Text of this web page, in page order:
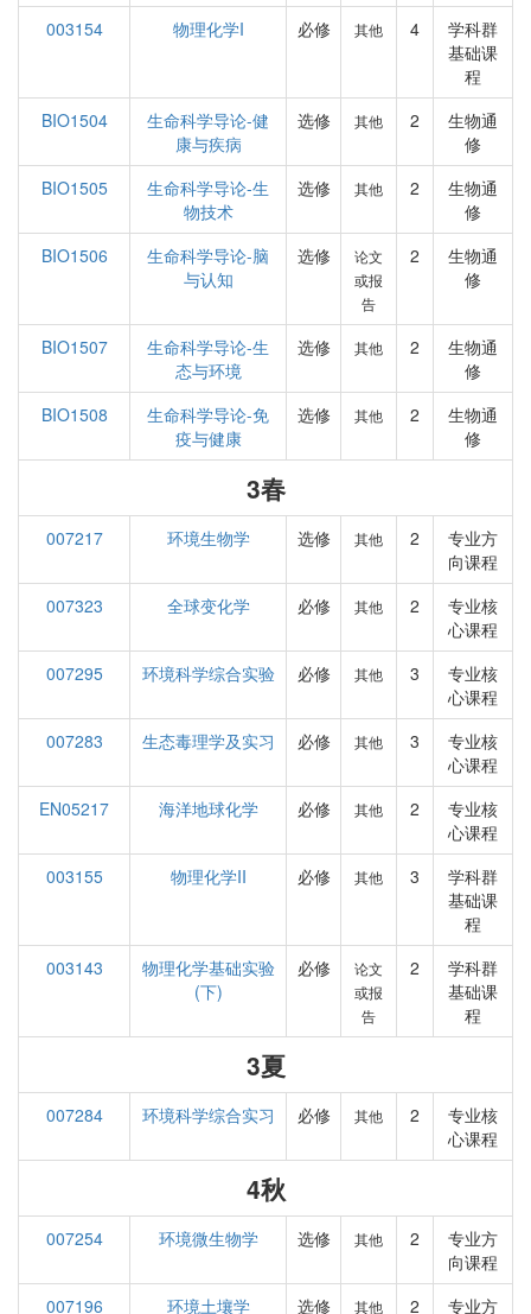
003154
物理化学I 必修 其他 4
学科群
基础课
程
BIO1504
生命科学导论-健
康与疾病
选修 其他 2
生物通
修
BIO1505
生命科学导论-生
物技术
选修 其他 2
生物通
修
BIO1506
生命科学导论-脑
与认知
选修
论文
或报
告
2
生物通
修
BIO1507
生命科学导论-生
态与环境
选修 其他 2
生物通
修
BIO1508
生命科学导论-免
疫与健康
选修 其他 2
生物通
修
3春
007217 环境生物学 选修 其他 2
专业方
向课程
007323
全球变化学 必修 其他 2
专业核
心课程
007295
环境科学综合实验 必修 其他 3
专业核
心课程
007283
生态毒理学及实习 必修 其他 3
专业核
心课程
EN05217
海洋地球化学 必修 其他 2
专业核
心课程
003155
物理化学II 必修 其他 3
学科群
基础课
程
003143
物理化学基础实验
(下)
必修
论文
或报
告
2
学科群
基础课
程
3夏
007284 环境科学综合实习 必修 其他 2
专业核
心课程
4秋
007254 环境微生物学 选修 其他 2
专业方
向课程
007196
环境土壤学 选修 其他 2 专业方